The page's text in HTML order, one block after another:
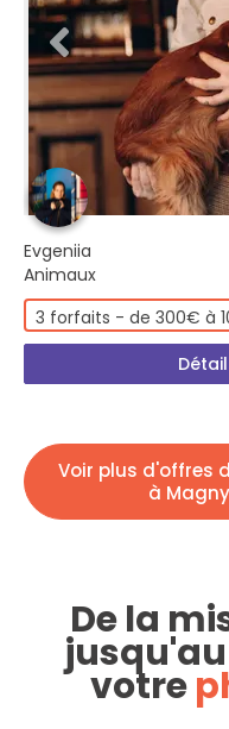
Evgeniia
Animaux
3 forfaits - de 300€ à
Voir plus d'offres
à
De la
votre